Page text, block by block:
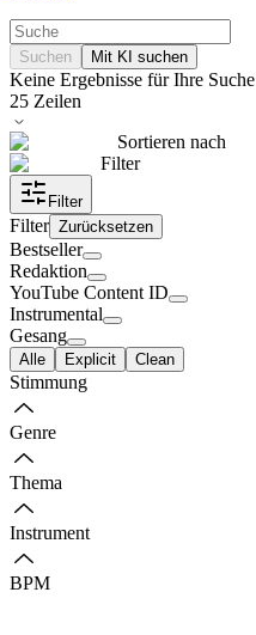
Suchen Mit KI suchen
Keine Ergebnisse für Ihre Suche
25 Zeilen
Sortieren nach
Filter
Filter
Filter Zurücksetzen
Bestseller
Redaktion
YouTube Content ID
Instrumental
Gesang
Alle Explicit Clean
Stimmung
Genre
Thema
Instrument
BPM